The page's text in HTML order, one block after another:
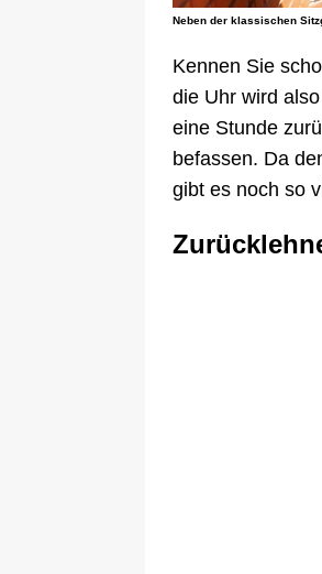
Neben der klassischen
Kennen Sie
die Uhr wird
eine Stunde
befassen. Da
gibt es noch so